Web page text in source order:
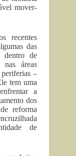
mover-
recentes
das
dentro de
áreas
–
tem uma
a
dos
reforma
de